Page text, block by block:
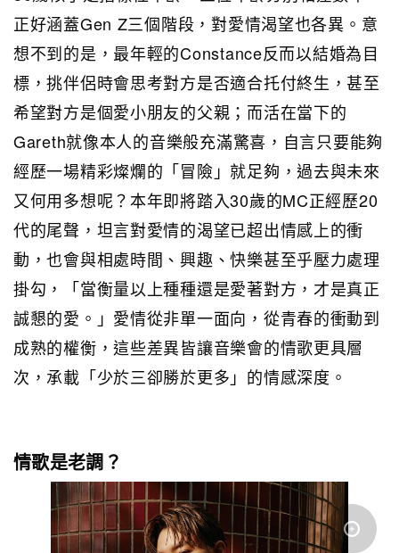
正好涵蓋Gen Z三個階段，對愛情渴望也各異。意
想不到的是，最年輕的Constance反而以結婚為目
標，挑伴侶時會思考對方是否適合托付終生，甚至
希望對方是個愛小朋友的父親；而活在當下的
Gareth就像本人的音樂般充滿驚喜，自言只要能夠
經歷一場精彩燦爛的「冒險」就足夠，過去與未來
又何用多想呢？本年即將踏入30歲的MC正經歷20
代的尾聲，坦言對愛情的渴望已超出情感上的衝
動，也會與相處時間、興趣、快樂甚至乎壓力處理
掛勾，「當衡量以上種種還是愛著對方，才是真正
誠懇的愛。」愛情從非單一面向，從青春的衝動到
成熟的權衡，這些差異皆讓音樂會的情歌更具層
次，承載「少於三卻勝於更多」的情感深度。
情歌是老調？